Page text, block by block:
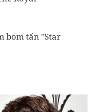
bom tấn "Star